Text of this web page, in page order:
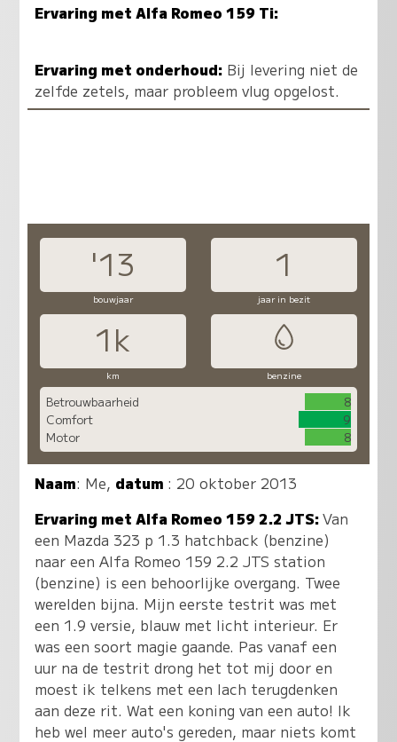
Ervaring met Alfa Romeo 159 Ti:
Ervaring met onderhoud: Bij levering niet de
zelfde zetels, maar probleem vlug opgelost.
'13 1
bouwjaar jaar in bezit
1k
km benzine
Betrouwbaarheid
8
Comfort
9
Motor
8
Naam: Me, datum : 20 oktober 2013
Ervaring met Alfa Romeo 159 2.2 JTS:Van
een Mazda 323 p 1.3 hatchback (benzine)
naar een Alfa Romeo 159 2.2 JTS station
(benzine) is een behoorlijke overgang. Twee
werelden bijna. Mijn eerste testrit was met
een 1.9 versie, blauw met licht interieur. Er
was een soort magie gaande. Pas vanaf een
uur na de testrit drong het tot mij door en
moest ik telkens met een lach terugdenken
aan deze rit. Wat een koning van een auto! Ik
heb wel meer auto's gereden, maar niets komt